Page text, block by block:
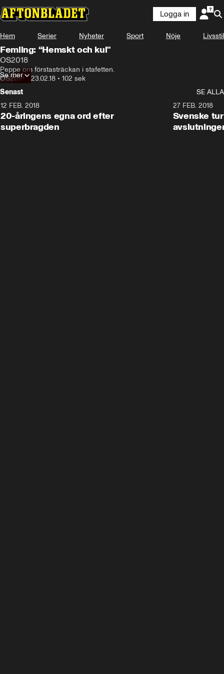
Logga in
Hem Serier Nyheter Sport Nöje Livsstil
Femling: “Hemskt och kul"
OS2018
Peppe om förstasträckan i stafetten.
OS2018• 23.02.18 • 102 sek
Se mer
Senast
SE ALLA
12 FEB. 2018
20-åringens egna ord efter
superbragden
27 FEB. 2018
Svenske